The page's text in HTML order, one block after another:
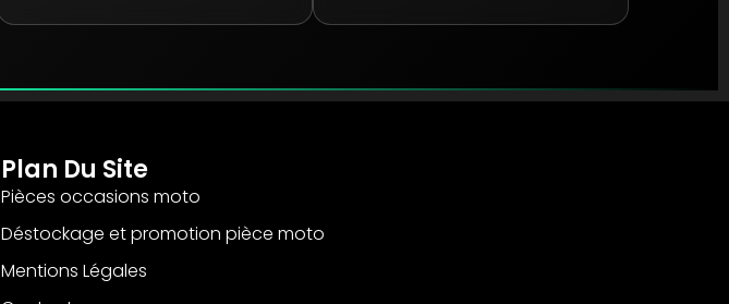
Plan Du Site
Pièces occasions moto
Déstockage et promotion pièce moto
Mentions Légales